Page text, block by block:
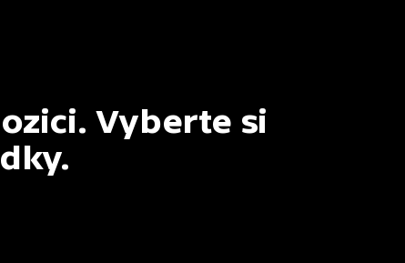
Vyberte si